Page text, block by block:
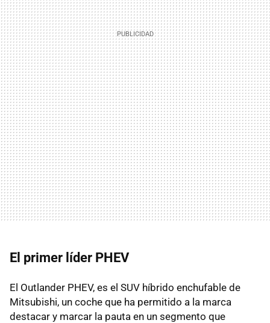
El primer líder PHEV
El Outlander PHEV, es el SUV híbrido enchufable de
Mitsubishi, un coche que ha permitido a la marca
destacar y marcar la pauta en un segmento que